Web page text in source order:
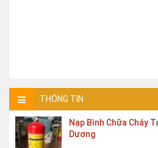
THÔNG TIN
Nạp Bình Chữa Cháy
Dương